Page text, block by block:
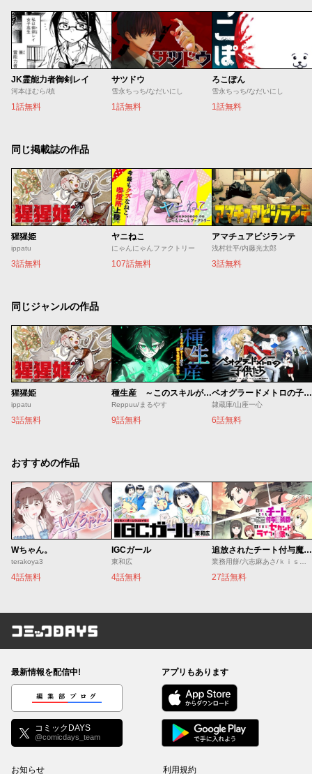
JK霊能力者御剣レイ
河本ほむら/槙
1話無料
サツドウ
雪永ちっち/なだいにし
1話無料
ろこぽん
雪永ちっち/なだいにし
1話無料
同じ掲載誌の作品
猩猩姫
ippatu
3話無料
ヤニねこ
にゃんにゃんファクトリー
107話無料
アマチュアビジランテ
浅村壮平/内藤光太郎
3話無料
同じジャンルの作品
猩猩姫
ippatu
3話無料
種生産 ～このスキルがチートだとまだ誰も気付いていない～
Reppuu/まるやす
9話無料
ベオグラードメトロの子供たち
隷蔵庫/山座一心
6話無料
おすすめの作品
Wちゃん。
terakoya3
4話無料
IGCガール
東和広
4話無料
追放されたチート付与魔術師は気ままなセカンドライフを謳歌する。 ～俺は武器だけじゃなく、あらゆるものに『強化ポイント』を付与できるし、俺の意思でいつでも効果を解除できるけど、残った人たち大丈夫？～
業務用餅/六志麻あさ/ｋｉｓｕｉ
27話無料
コミックDAYS
最新情報を配信中!
編集部ブログ
コミックDAYS
@comicdays_team
アプリもあります
お知らせ 利用規約